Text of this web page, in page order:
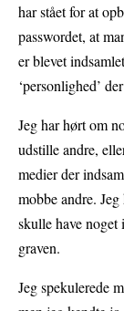
har stået for at
passwordet, at
er blevet
‘personlighed’
Jeg har hørt om
udstille andre,
medier der
mobbe andre.
skulle have
graven.
Jeg spekulerede